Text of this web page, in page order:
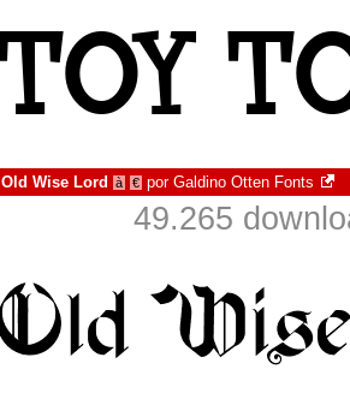
Old Wise Lord à € por Galdino Otten Fonts
49.265